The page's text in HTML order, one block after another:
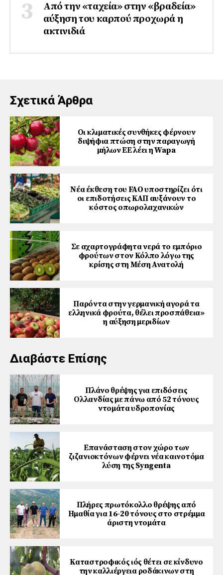
Από την «ταχεία» στην «βραδεία»
αύξηση του καρπού προχωρά η
ακτινιδιά
Σχετικά Άρθρα
Οι κλιματικές συνθήκες φέρνουν
διψήφια πτώση στην παραγωγή
μήλων ΕΕ λέει η Wapa
Νέα έκθεση του FAO υποστηρίζει ότι
οι επιδοτήσεις ΚΑΠ αυξάνουν το
κόστος οπωρολαχανικών
Σε αχαρτογράφητα νερά το εμπόριο
φρούτων στον Κόλπο λόγω της
κρίσης στη Μέση Ανατολή
Παρόντα στην γερμανική αγορά τα
ελληνικά φρούτα, θέλει προσπάθεια»
η αύξηση μεριδίων
Διαβάστε Επίσης
Πλάνο θρέψης για επιδόσεις
Ολλανδίας με πάνω από 52 τόνους
ντομάτα υδροπονίας
Επανάσταση στον χώρο των
ζιζανιοκτόνων φέρνει νέα καινοτόμα
λύση της Syngenta
Πλήρες πρωτόκολλο θρέψης από
Ημαθία για 16-20 τόνους στο στρέμμα
άριστη ντομάτα
Καταστροφικός ιός θέτει σε κίνδυνο
την καλλιέργεια ροδάκινων στη